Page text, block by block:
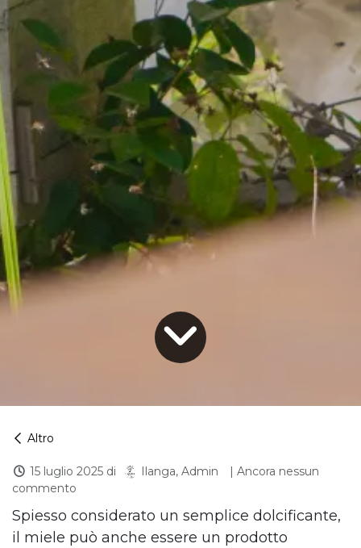
Altro
15 luglio 2025 di Ilanga, Admin
| Ancora nessun
commento
Spiesso considerato un semplice dolcificante,
il miele può anche essere un prodotto